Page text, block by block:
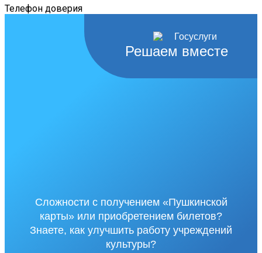
Телефон доверия
Решаем вместе
Сложности с получением «Пушкинской
карты» или приобретением билетов?
Знаете, как улучшить работу учреждений
культуры?